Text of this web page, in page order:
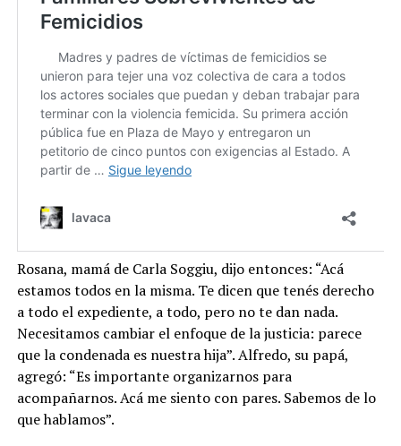
Rosana, mamá de Carla Soggiu, dijo entonces: “Acá
estamos todos en la misma. Te dicen que tenés derecho
a todo el expediente, a todo, pero no te dan nada.
Necesitamos cambiar el enfoque de la justicia: parece
que la condenada es nuestra hija”. Alfredo, su papá,
agregó: “Es importante organizarnos para
acompañarnos. Acá me siento con pares. Sabemos de lo
que hablamos”.